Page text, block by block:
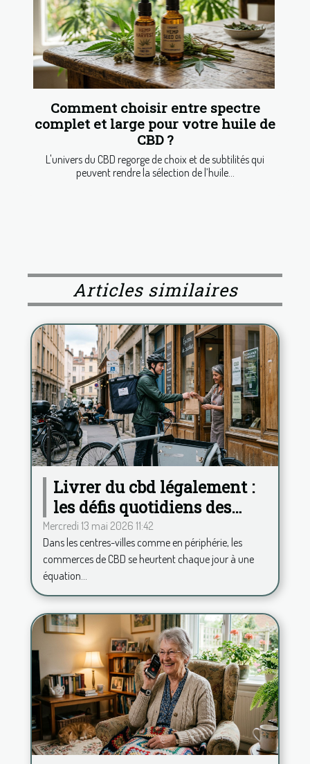
Comment choisir entre spectre
complet et large pour votre huile de
CBD ?
L'univers du CBD regorge de choix et de subtilités qui
peuvent rendre la sélection de l’huile...
Articles similaires
Livrer du cbd légalement :
les défis quotidiens des
commerces français
Mercredi 13 mai 2026 11:42
Dans les centres-villes comme en périphérie, les
commerces de CBD se heurtent chaque jour à une
équation...